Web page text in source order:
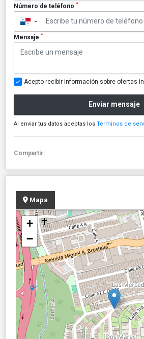
Número de teléfono *
▼
Mensaje *
Acepto recibir información sobre ofertas
Enviar mensaje
Al enviar tus datos aceptas los Términos de
Compartir:
Mapa
+
−